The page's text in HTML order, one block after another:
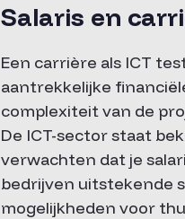
Salaris en
Een carrière als ICT
aantrekkelijke
complexiteit van de
De ICT-sector staat
verwachten dat je
bedrijven uitstekende
mogelijkheden voor